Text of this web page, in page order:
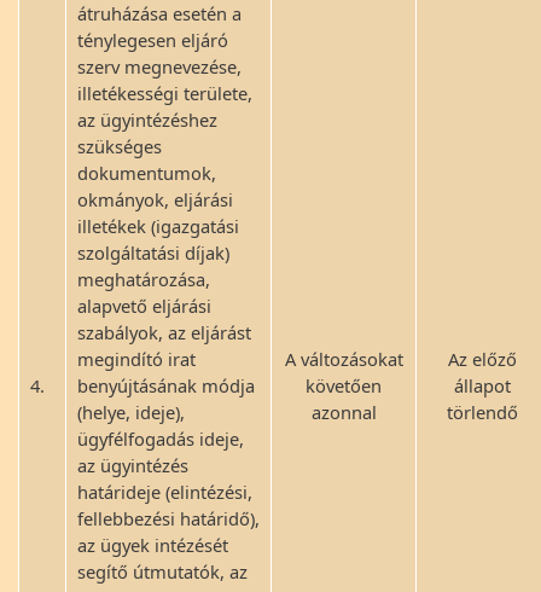
4.
átruházása esetén a
ténylegesen eljáró
szerv megnevezése,
illetékességi területe,
az ügyintézéshez
szükséges
dokumentumok,
okmányok, eljárási
illetékek (igazgatási
szolgáltatási díjak)
meghatározása,
alapvető eljárási
szabályok, az eljárást
megindító irat
benyújtásának módja
(helye, ideje),
ügyfélfogadás ideje,
az ügyintézés
határideje (elintézési,
fellebbezési határidő),
az ügyek intézését
segítő útmutatók, az
A változásokat
követően
azonnal
Az előző
állapot
törlendő